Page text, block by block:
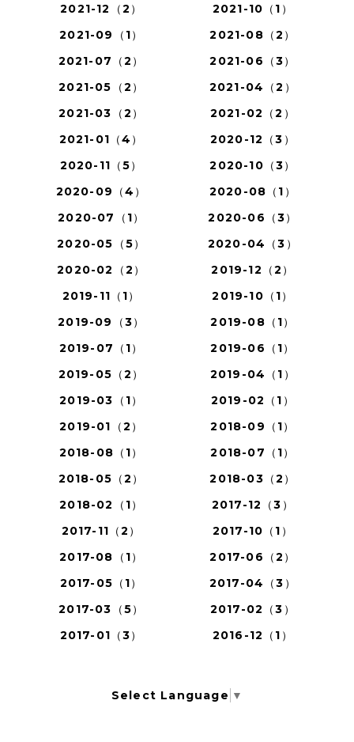
2021-12（2）
2021-10（1）
2021-09（1）
2021-08（2）
2021-07（2）
2021-06（3）
2021-05（2）
2021-04（2）
2021-03（2）
2021-02（2）
2021-01（4）
2020-12（3）
2020-11（5）
2020-10（3）
2020-09（4）
2020-08（1）
2020-07（1）
2020-06（3）
2020-05（5）
2020-04（3）
2020-02（2）
2019-12（2）
2019-11（1）
2019-10（1）
2019-09（3）
2019-08（1）
2019-07（1）
2019-06（1）
2019-05（2）
2019-04（1）
2019-03（1）
2019-02（1）
2019-01（2）
2018-09（1）
2018-08（1）
2018-07（1）
2018-05（2）
2018-03（2）
2018-02（1）
2017-12（3）
2017-11（2）
2017-10（1）
2017-08（1）
2017-06（2）
2017-05（1）
2017-04（3）
2017-03（5）
2017-02（3）
2017-01（3）
2016-12（1）
Select Language ▼